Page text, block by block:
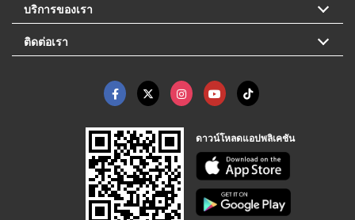
บริการของเรา
ติดต่อเรา
ดาวน์โหลดแอปพลิเคชัน